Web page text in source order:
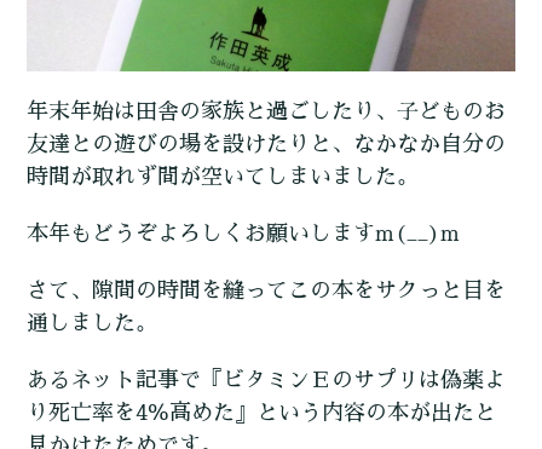
年末年始は田舎の家族と過ごしたり、子どものお
友達との遊びの場を設けたりと、なかなか自分の
時間が取れず間が空いてしまいました。
本年もどうぞよろしくお願いしますm(__)m
さて、隙間の時間を縫ってこの本をサクっと目を
通しました。
あるネット記事で『ビタミンＥのサプリは偽薬よ
り死亡率を4％高めた』という内容の本が出たと